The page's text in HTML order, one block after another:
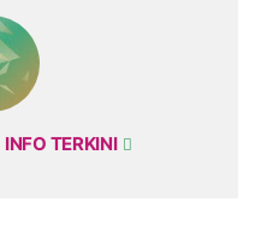
INFO TERKINI